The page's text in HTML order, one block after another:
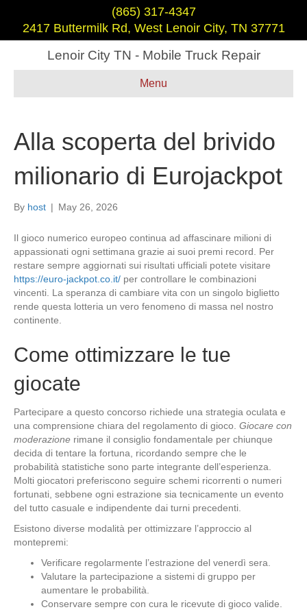
(865) 317-4347
2417 Buttermilk Rd, West Lenoir City, TN 37771
Lenoir City TN - Mobile Truck Repair
Menu
Alla scoperta del brivido
milionario di Eurojackpot
By host | May 26, 2026
Il gioco numerico europeo continua ad affascinare milioni di
appassionati ogni settimana grazie ai suoi premi record. Per
restare sempre aggiornati sui risultati ufficiali potete visitare
https://euro-jackpot.co.it/ per controllare le combinazioni
vincenti. La speranza di cambiare vita con un singolo biglietto
rende questa lotteria un vero fenomeno di massa nel nostro
continente.
Come ottimizzare le tue
giocate
Partecipare a questo concorso richiede una strategia oculata e
una comprensione chiara del regolamento di gioco. Giocare con
moderazione rimane il consiglio fondamentale per chiunque
decida di tentare la fortuna, ricordando sempre che le
probabilità statistiche sono parte integrante dell’esperienza.
Molti giocatori preferiscono seguire schemi ricorrenti o numeri
fortunati, sebbene ogni estrazione sia tecnicamente un evento
del tutto casuale e indipendente dai turni precedenti.
Esistono diverse modalità per ottimizzare l’approccio al
montepremi:
Verificare regolarmente l’estrazione del venerdì sera.
Valutare la partecipazione a sistemi di gruppo per
aumentare le probabilità.
Conservare sempre con cura le ricevute di gioco valide.